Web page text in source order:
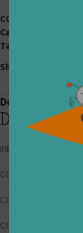
COD:
Categorie:
Tag:
Share:
Descrizione
Descrizione
IKEA 702.948.91
CODICE
CONDIZIONI: usato,
COLLOCAZIONE: EXP